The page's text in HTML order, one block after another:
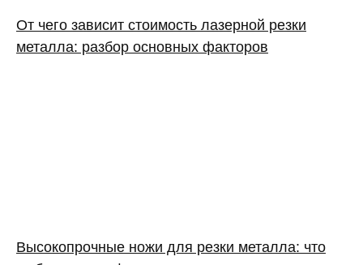
От чего зависит стоимость лазерной резки
металла: разбор основных факторов
Высокопрочные ножи для резки металла: что